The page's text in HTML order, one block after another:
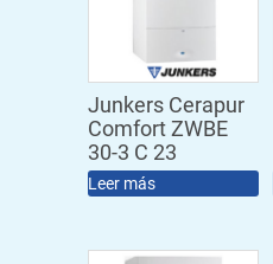
Junkers Cerapur
Comfort ZWBE
30-3 C 23
Leer más